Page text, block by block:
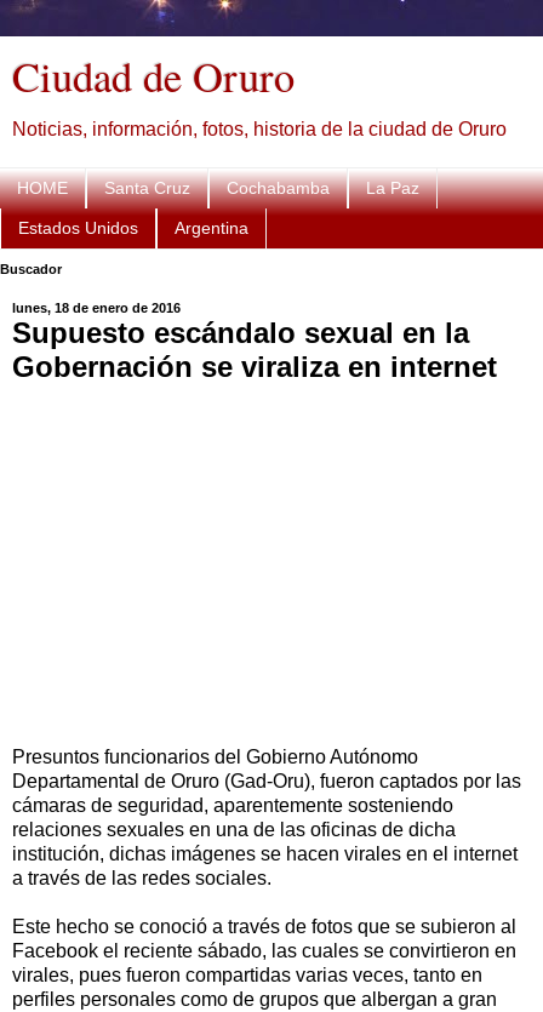
Ciudad de Oruro
Noticias, información, fotos, historia de la ciudad de Oruro
HOME Santa Cruz Cochabamba La Paz
Estados Unidos Argentina
Buscador
lunes, 18 de enero de 2016
Supuesto escándalo sexual en la
Gobernación se viraliza en internet
Presuntos funcionarios del Gobierno Autónomo
Departamental de Oruro (Gad-Oru), fueron captados por las
cámaras de seguridad, aparentemente sosteniendo
relaciones sexuales en una de las oficinas de dicha
institución, dichas imágenes se hacen virales en el internet
a través de las redes sociales.
Este hecho se conoció a través de fotos que se subieron al
Facebook el reciente sábado, las cuales se convirtieron en
virales, pues fueron compartidas varias veces, tanto en
perfiles personales como de grupos que albergan a gran